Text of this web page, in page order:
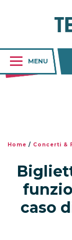
MENU
Home / Concerti &
caso